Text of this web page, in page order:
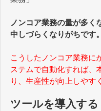
ノンコア業務の量が多く
中しづらくなりがちです。
こうしたノンコア業務に
ステムで自動化すれば、
り、生産性が向上しやす
ツールを導入する